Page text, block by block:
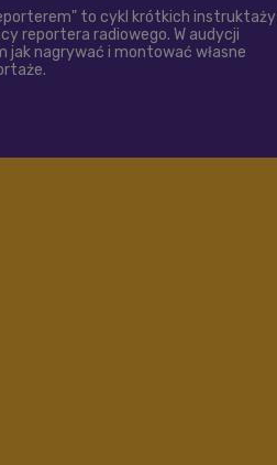
to cykl krótkich instruktaży
reportera radiowego. W audycji
jak nagrywać i montować własne